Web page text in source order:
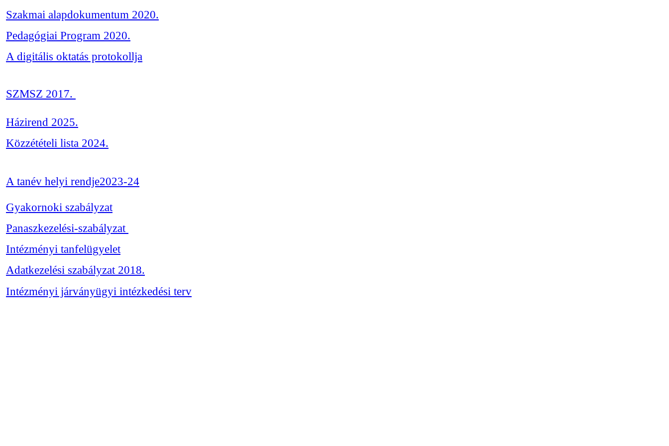
Szakmai alapdokumentum 2020.
Pedagógiai Program 2020.
A digitális oktatás protokollja
SZMSZ 2017.
Házirend 2025.
Közzétételi lista 2024.
A tanév helyi rendje2023-24
Gyakornoki szabályzat
Panaszkezelési-szabályzat
Intézményi tanfelügyelet
Adatkezelési szabályzat 2018.
Intézményi járványügyi intézkedési terv